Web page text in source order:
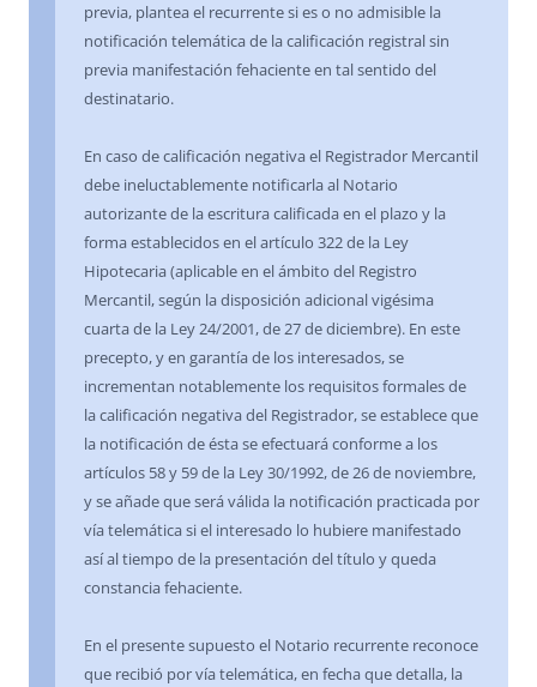
previa, plantea el recurrente si es o no admisible la
notificación telemática de la calificación registral sin
previa manifestación fehaciente en tal sentido del
destinatario.
En caso de calificación negativa el Registrador Mercantil
debe ineluctablemente notificarla al Notario
autorizante de la escritura calificada en el plazo y la
forma establecidos en el artículo 322 de la Ley
Hipotecaria (aplicable en el ámbito del Registro
Mercantil, según la disposición adicional vigésima
cuarta de la Ley 24/2001, de 27 de diciembre). En este
precepto, y en garantía de los interesados, se
incrementan notablemente los requisitos formales de
la calificación negativa del Registrador, se establece que
la notificación de ésta se efectuará conforme a los
artículos 58 y 59 de la Ley 30/1992, de 26 de noviembre,
y se añade que será válida la notificación practicada por
vía telemática si el interesado lo hubiere manifestado
así al tiempo de la presentación del título y queda
constancia fehaciente.
En el presente supuesto el Notario recurrente reconoce
que recibió por vía telemática, en fecha que detalla, la